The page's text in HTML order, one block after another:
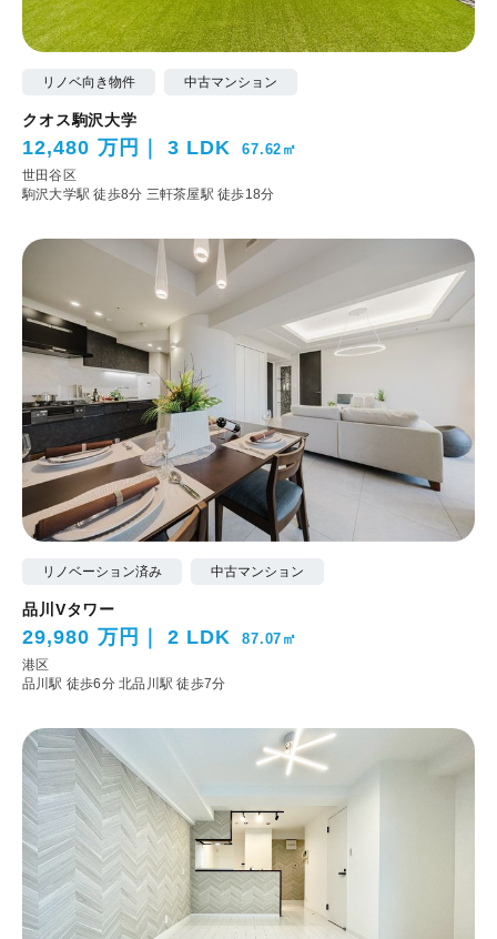
リノベ向き物件 中古マンション
クオス駒沢大学
12,480 万円 3 LDK 67.62㎡
世田谷区
駒沢大学駅 徒歩8分 三軒茶屋駅 徒歩18分
リノベーション済み 中古マンション
品川Vタワー
29,980 万円 2 LDK 87.07㎡
港区
品川駅 徒歩6分北品川駅 徒歩7分